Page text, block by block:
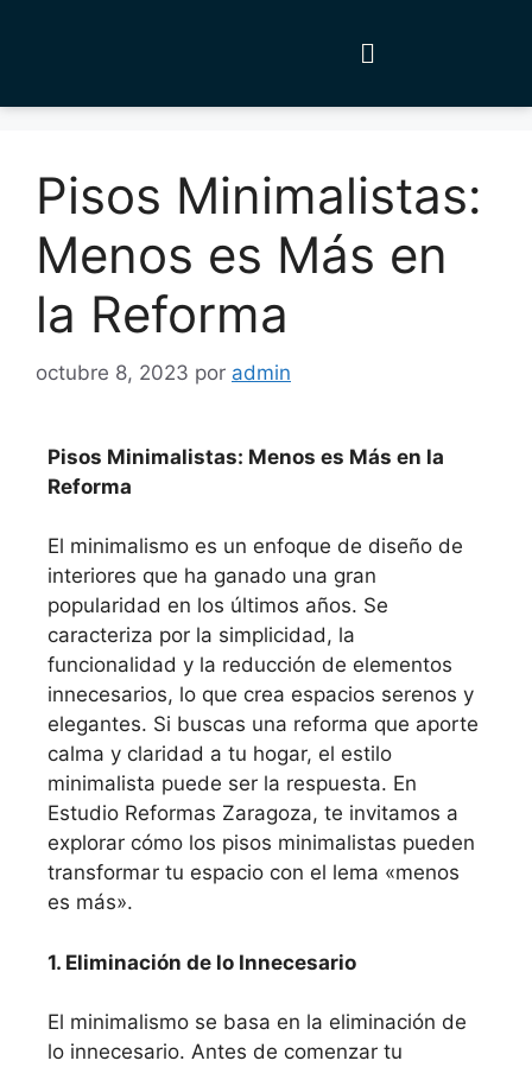
Pisos Minimalistas:
Menos es Más en
la Reforma
octubre 8, 2023 por admin
Pisos Minimalistas: Menos es Más en la
Reforma
El minimalismo es un enfoque de diseño de
interiores que ha ganado una gran
popularidad en los últimos años. Se
caracteriza por la simplicidad, la
funcionalidad y la reducción de elementos
innecesarios, lo que crea espacios serenos y
elegantes. Si buscas una reforma que aporte
calma y claridad a tu hogar, el estilo
minimalista puede ser la respuesta. En
Estudio Reformas Zaragoza, te invitamos a
explorar cómo los pisos minimalistas pueden
transformar tu espacio con el lema «menos
es más».
1. Eliminación de lo Innecesario
El minimalismo se basa en la eliminación de
lo innecesario. Antes de comenzar tu